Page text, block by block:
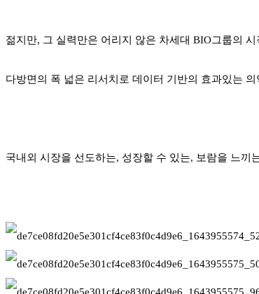
젊지만, 그 실력만은 어리지 않은 차세대 BIO그룹의 시
다방면의 폭 넓은 리서치로 데이터 기반의 효과있는 의
국내외 시장을 선도하는, 성장할 수 있는, 보람을 느끼